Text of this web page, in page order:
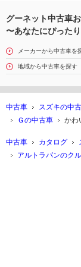
グーネット中古車
〜あなたにぴった
メーカーから中古車を
地域から中古車を探す
中古車 スズキの中
Ｇの中古車
かわ
中古車 カタログ
アルトラパンのク